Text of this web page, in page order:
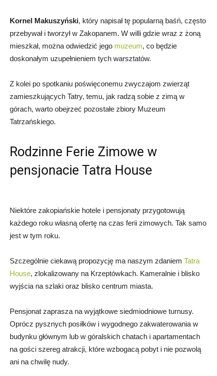
Kornel Makuszyński, który napisał tę popularną baśń, często
przebywał i tworzył w Zakopanem. W willi gdzie wraz z żoną
mieszkał, można odwiedzić jego muzeum, co będzie
doskonałym uzupełnieniem tych warsztatów.
Z kolei po spotkaniu poświęconemu zwyczajom zwierząt
zamieszkujących Tatry, temu, jak radzą sobie z zimą w
górach, warto obejrzeć pozostałe zbiory Muzeum
Tatrzańskiego.
Rodzinne Ferie Zimowe w
pensjonacie Tatra House
Niektóre zakopiańskie hotele i pensjonaty przygotowują
każdego roku własną ofertę na czas ferii zimowych. Tak samo
jest w tym roku.
Szczególnie ciekawą propozycję ma naszym zdaniem Tatra
House, zlokalizowany na Krzeptówkach. Kameralnie i blisko
wyjścia na szlaki oraz blisko centrum miasta.
Pensjonat zaprasza na wyjątkowe siedmiodniowe turnusy.
Oprócz pysznych posiłków i wygodnego zakwaterowania w
budynku głównym lub w góralskich chatach i apartamentach
na gości szereg atrakcji, które wzbogacą pobyt i nie pozwolą
ani na chwilę nudy.